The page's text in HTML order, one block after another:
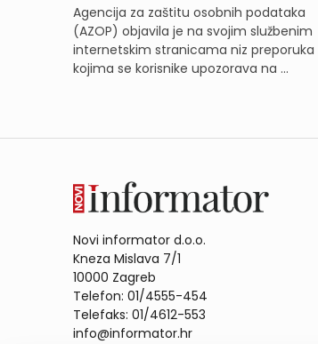
Agencija za zaštitu osobnih podataka
(AZOP) objavila je na svojim službenim
internetskim stranicama niz preporuka
kojima se korisnike upozorava na ...
Novi informator d.o.o.
Kneza Mislava 7/1
10000 Zagreb
Telefon: 01/4555-454
Telefaks: 01/4612-553
info@informator.hr